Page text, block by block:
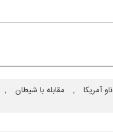
ناو آمریكا , مقابله با شیطان ,